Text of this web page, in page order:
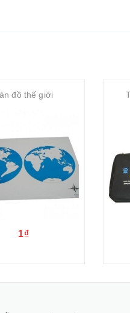
đồ thế giới
1₫